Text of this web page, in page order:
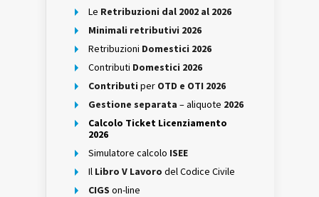
Le Retribuzioni dal 2002 al 2026
Minimali retributivi 2026
Retribuzioni Domestici 2026
Contributi Domestici 2026
Contributi per OTD e OTI 2026
Gestione separata – aliquote 2026
Calcolo Ticket Licenziamento
2026
Simulatore calcolo ISEE
Il Libro V Lavoro del Codice Civile
CIGS on-line